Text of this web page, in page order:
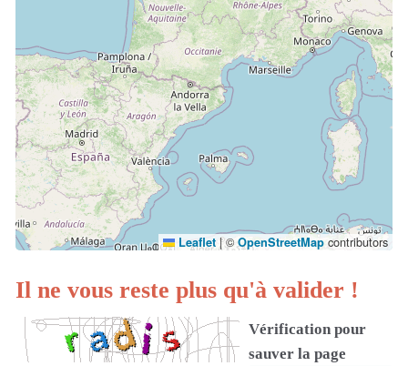
Leaflet |©OpenStreetMap contributors
Il ne vous reste plus qu'à valider !
Vérification pour
sauver la page